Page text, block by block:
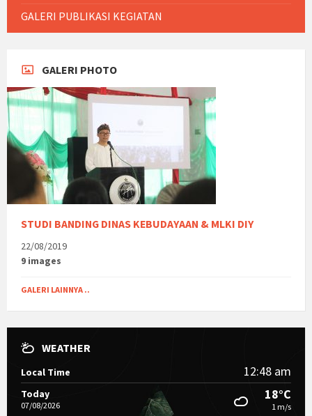
GALERI PUBLIKASI KEGIATAN
GALERI PHOTO
STUDI BANDING DINAS KEBUDAYAAN & MLKI DIY
22/08/2019
9 images
GALERI LAINNYA ..
WEATHER
Local Time 12:48 am
Today
07/08/2026
18°C
1 m/s